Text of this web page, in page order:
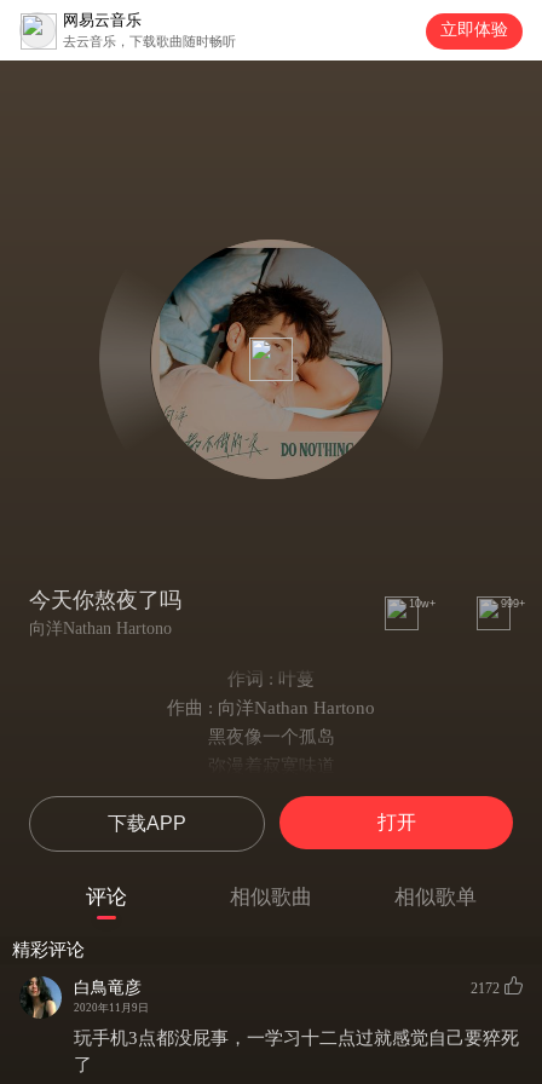
网易云音乐
去云音乐，下载歌曲随时畅听
立即体验
今天你熬夜了吗
向洋Nathan Hartono
10w+ 999+
作词 : 叶蔓
作曲 : 向洋Nathan Hartono
黑夜像一个孤岛
弥漫着寂寞味道
月光好像关不掉的灯泡
夜猫也在发出信号
每当全世界睡着
手机画面带我到处逍遥
早起早睡那口号 实在太老套
下载APP 打开
评论 相似歌曲 相似歌单
精彩评论
白鳥竜彦
2020年11月9日
2172
玩手机3点都没屁事，一学习十二点过就感觉自己要猝死
了